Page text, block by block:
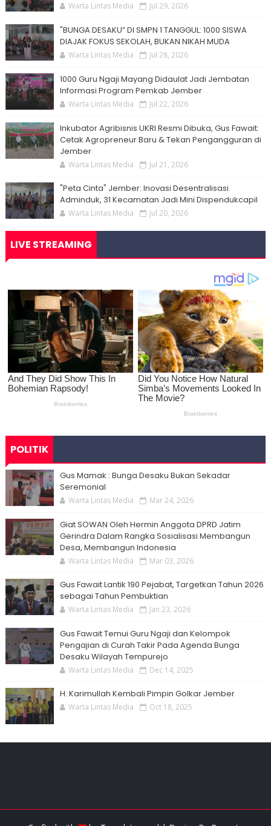
Warta Lintas Media Jul 29, 2026
"BUNGA DESAKU” DI SMPN 1 TANGGUL: 1000 SISWA
DIAJAK FOKUS SEKOLAH, BUKAN NIKAH MUDA
Warta Lintas Media Jul 28, 2026
1000 Guru Ngaji Mayang Didaulat Jadi Jembatan
Informasi Program Pemkab Jember
Warta Lintas Media Jul 22, 2026
Inkubator Agribisnis UKRI Resmi Dibuka, Gus Fawait:
Cetak Agropreneur Baru & Tekan Pengangguran di
Jember
Warta Lintas Media Jul 21, 2026
"Peta Cinta" Jember: Inovasi Desentralisasi
Adminduk, 31 Kecamatan Jadi Mini Dispendukcapil
Warta Lintas Media Jul 20, 2026
LIVE STREAMING
POLITIK
Gus Mamak : Bunga Desaku Bukan Sekadar
Seremonial
Warta Lintas Media Mar 24, 2026
Giat SOWAN Oleh Hermin Anggota DPRD Jatim
Gerindra Dalam Rangka Sosialisasi Membangun
Desa, Membangun Indonesia
Warta Lintas Media Mar 03, 2026
Gus Fawait Lantik 190 Pejabat, Targetkan Tahun 2026
sebagai Tahun Pembuktian
Warta Lintas Media Jan 23, 2026
Gus Fawait Temui Guru Ngaji dan Kelompok
Pengajian di Curah Takir Pada Agenda Bunga
Desaku Wilayah Tempurejo
Warta Lintas Media Dec 14, 2025
H. Karimullah Kembali Pimpin Golkar Jember
Warta Lintas Media Oct 18, 2025